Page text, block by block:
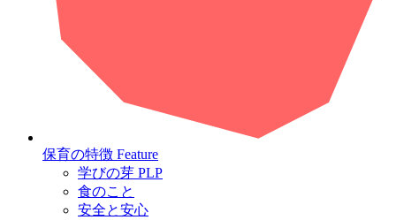
保育の特徴 Feature
学びの芽 PLP
食のこと
安全と安心